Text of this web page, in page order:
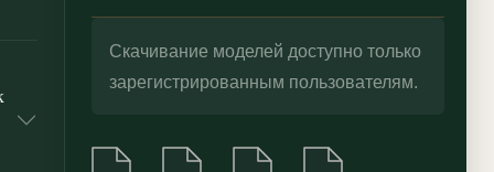
Скачивание моделей доступно только
зарегистрированным пользователям.